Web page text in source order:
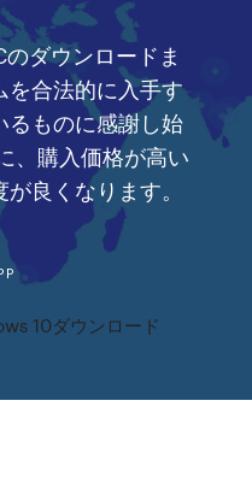
ダウンロードま
を合法的に入手す
るものに感謝し始
、購入価格が高い
良くなります。
10ダウンロード